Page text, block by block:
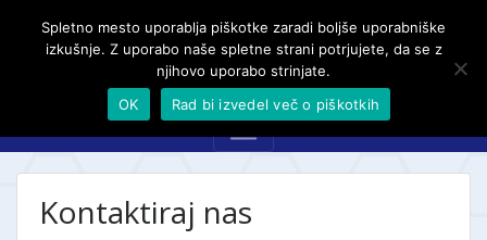
Kontaktiraj nas
Spletno mesto uporablja piškotke zaradi boljše uporabniške
izkušnje. Z uporabo naše spletne strani potrjujete, da se z
njihovo uporabo strinjate.
OK
Rad bi izvedel več o piškotkih